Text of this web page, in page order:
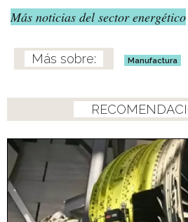
Más noticias del sector energético
Manufactura